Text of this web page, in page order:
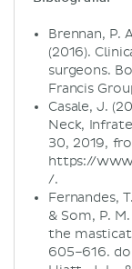
Brennan, P.
(2016).
surgeons.
Francis
Casale, J.
Neck,
30, 2019,
https://
/.
Fernandes,
& Som, P.
the
605–616.